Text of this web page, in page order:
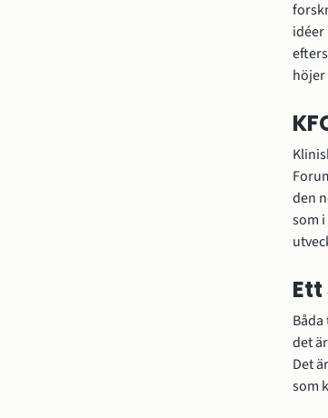
idéer
höjer
den
som
det
Det
som